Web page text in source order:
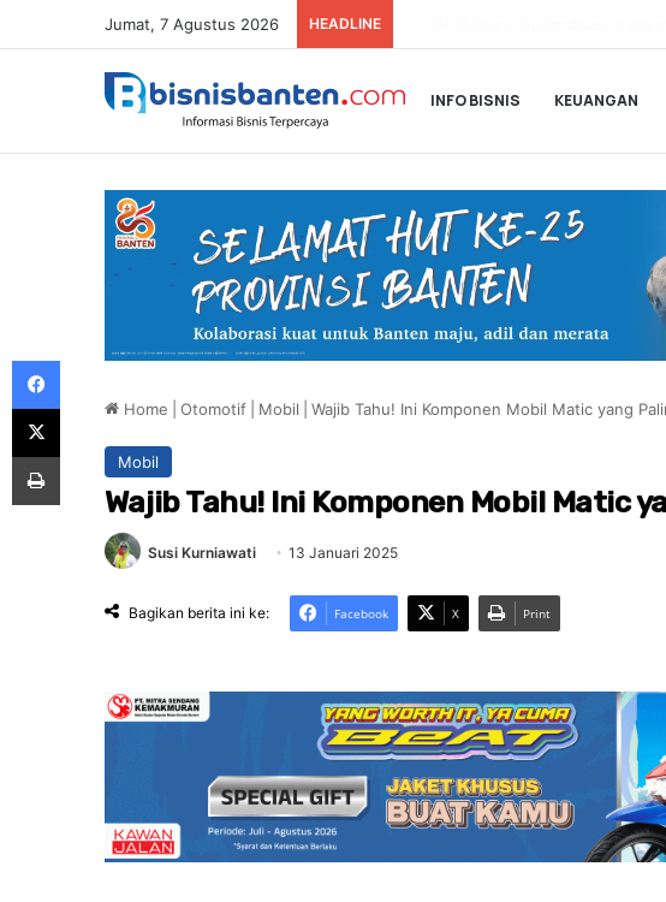
Jumat, 7 Agustus 2026 HEADLINE
INFO BISNIS KEUANGAN
Home Otomotif Mobil Wajib Tahu! Ini Komponen Mobil Matic yang
Mobil
Wajib Tahu! Ini Komponen Mobil Matic
Susi Kurniawati 13 Januari 2025
Bagikan berita ini ke: Facebook X Print
Facebook